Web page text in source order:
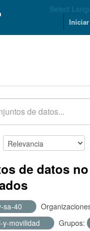
Select
de datos no
sa-40
y-movilidad
Grupos: